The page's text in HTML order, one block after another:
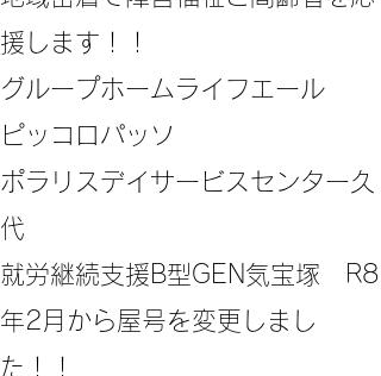
援します！！
グループホームライフエール
ピッコロパッソ
ポラリスデイサービスセンター久
代
​就労継続支援B型GEN気宝塚 R8
年2月から屋号を変更しまし
た！！